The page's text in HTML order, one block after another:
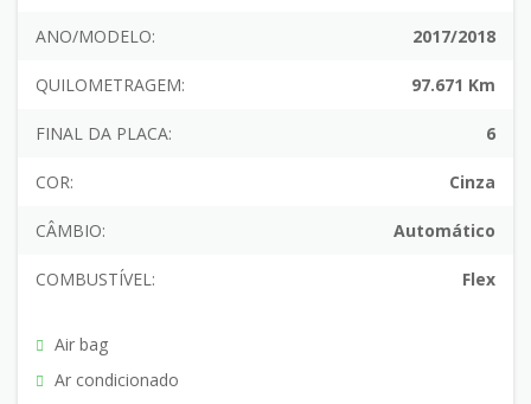
ANO/MODELO: 2017/2018
QUILOMETRAGEM: 97.671 Km
FINAL DA PLACA: 6
COR: Cinza
CÂMBIO: Automático
COMBUSTÍVEL: Flex
Air bag
Ar condicionado